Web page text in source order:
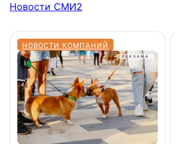
Новости СМИ2
НОВОСТИ КОМПАНИЙ